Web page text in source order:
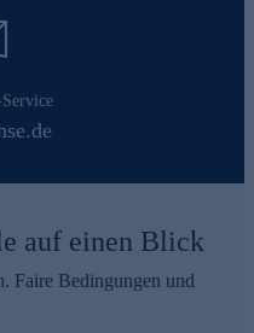
auf einen Blick
Faire Bedingungen und